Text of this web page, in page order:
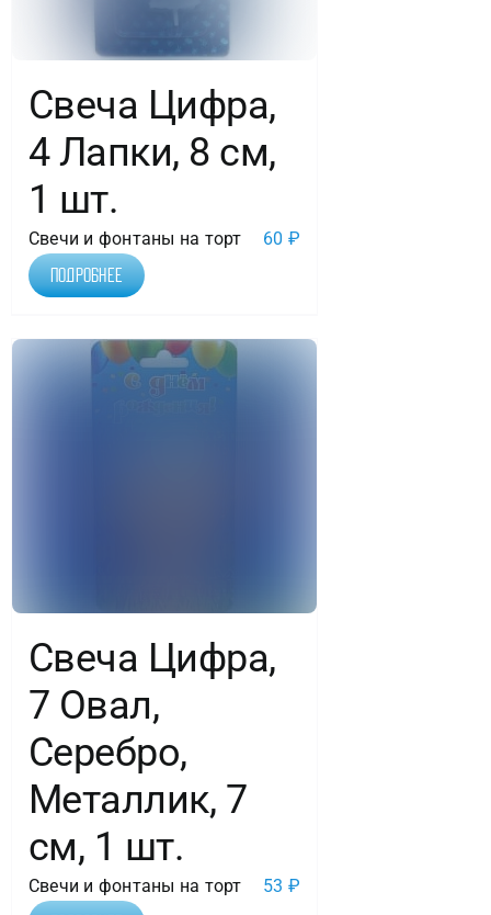
Свеча Цифра,
4 Лапки, 8 см,
1 шт.
Свечи и фонтаны на торт 60 ₽
Подробнее
Свеча Цифра,
7 Овал,
Серебро,
Металлик, 7
см, 1 шт.
Свечи и фонтаны на торт 53 ₽